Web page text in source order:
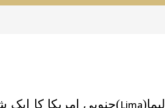
لیما(Lima)جنوبی امریکا کا